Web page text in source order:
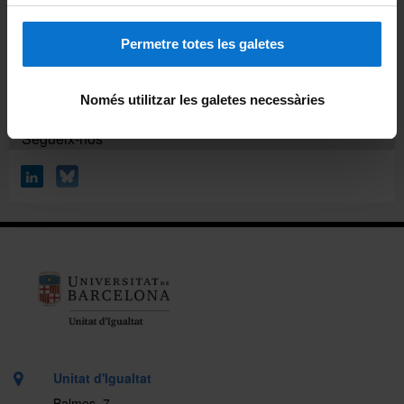
Permetre totes les galetes
Només utilitzar les galetes necessàries
l'assetjament, violències masclistes i LGTBIQA+ fòbiques
Segueix-nos
Unitat d'Igualtat